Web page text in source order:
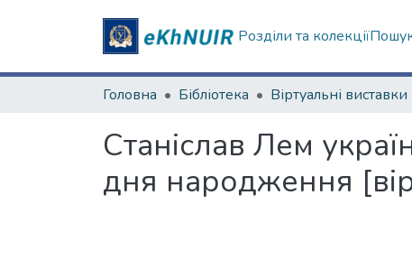
Розділи та колекції
Головна Бібліотека Віртуальні виставки
Станіслав Лем
дня народження